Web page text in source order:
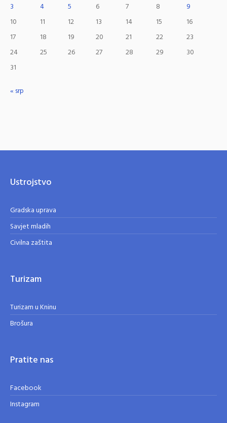
3
4 5 6 7 8
9
10
11 12 13 14 15
16
17
18 19 20 21 22
23
24
25 26 27 28 29
30
31
« srp
Ustrojstvo
Gradska uprava
Savjet mladih
Civilna zaštita
Turizam
Turizam u Kninu
Brošura
Pratite nas
Facebook
Instagram